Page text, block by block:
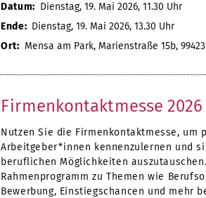
Datum: Dienstag, 19. Mai 2026, 11.30 Uhr
Ende: Dienstag, 19. Mai 2026, 13.30 Uhr
Ort: Mensa am Park, Marienstraße 15b,
Firmenkontaktmesse 2026
Nutzen Sie die Firmenkontaktmesse, um
Arbeitgeber*innen kennenzulernen und
beruflichen Möglichkeiten
Rahmenprogramm zu Themen wie
Bewerbung, Einstiegschancen und mehr